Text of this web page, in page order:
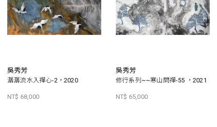
吳秀芳
潺潺流水入禪心-2，2020
NT$ 68,000
吳秀芳
修行系列~~寒山問禪-55 ，2021
NT$ 65,000